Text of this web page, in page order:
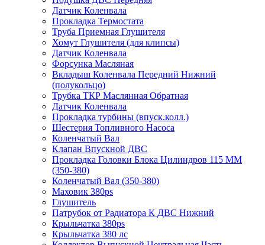
Датчик Коленвала
Прокладка Термостата
Труба Приемная Глушителя
Хомут Глушителя (для клипсы)
Датчик Коленвала
Форсунка Масляная
Вкладыш Коленвала Передний Нижний
(полукольцо)
Трубка ТКР Маслянная Обратная
Датчик Коленвала
Прокладка турбины (впуск.колл.)
Шестерня Топливного Насоса
Коленчатый Вал
Клапан Впускной ДВС
Прокладка Головки Блока Цилиндров 115 ММ
(350-380)
Коленчатый Вал (350-380)
Маховик 380ps
Глушитель
Патрубок от Радиатора К ДВС Нижний
Крыльчатка 380ps
Крыльчатка 380 лс